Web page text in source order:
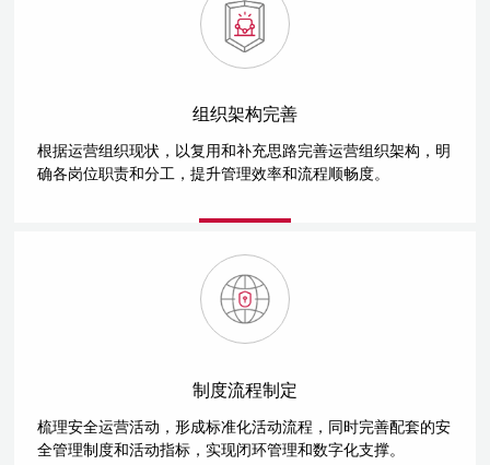
组织架构完善
根据运营组织现状，以复用和补充思路完善运营组织架构，明
确各岗位职责和分工，提升管理效率和流程顺畅度。
制度流程制定
梳理安全运营活动，形成标准化活动流程，同时完善配套的安
全管理制度和活动指标，实现闭环管理和数字化支撑。